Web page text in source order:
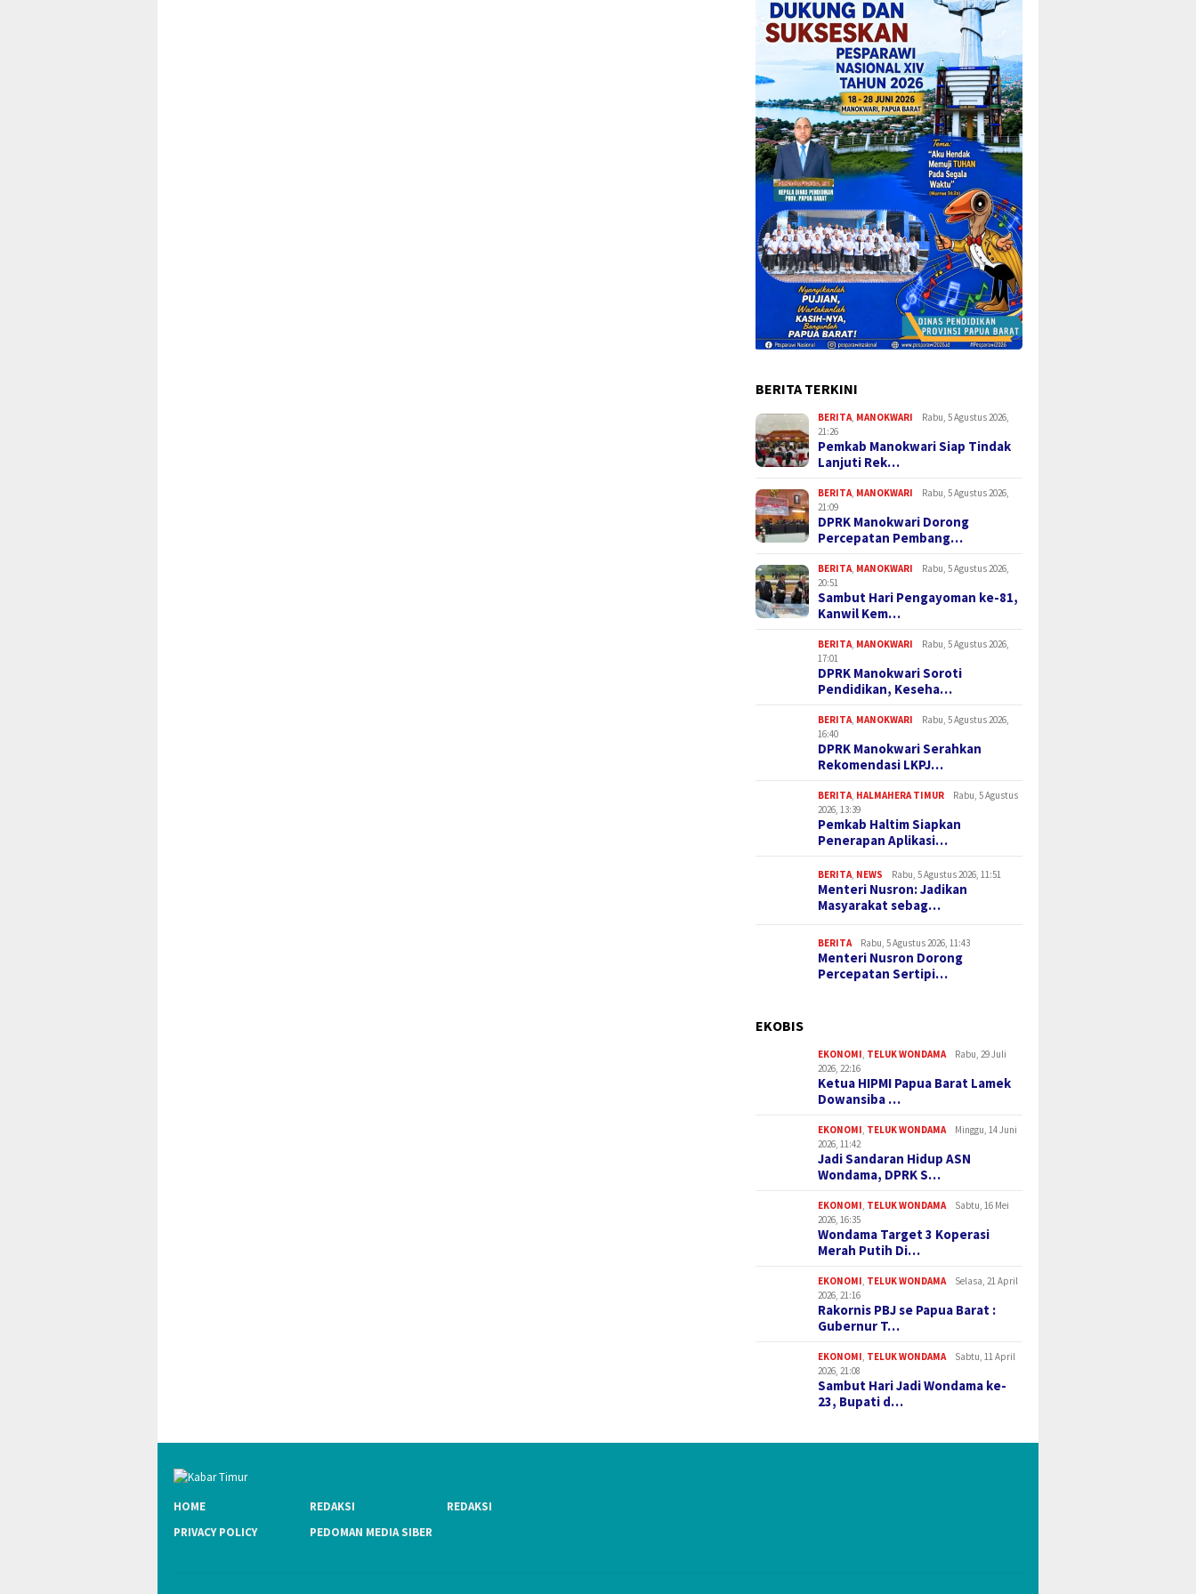
BERITA TERKINI
BERITA MANOKWARI
Rabu, 5 Agustus 2026,
21:26
Pemkab Manokwari Siap Tindak
Lanjuti Rek…
BERITA MANOKWARI
Rabu, 5 Agustus 2026,
21:09
DPRK Manokwari Dorong
Percepatan Pembang…
BERITA MANOKWARI
Rabu, 5 Agustus 2026,
20:51
Sambut Hari Pengayoman ke-81,
Kanwil Kem…
BERITA MANOKWARI
Rabu, 5 Agustus 2026,
17:01
DPRK Manokwari Soroti
Pendidikan, Keseha…
BERITA MANOKWARI
Rabu, 5 Agustus 2026,
16:40
DPRK Manokwari Serahkan
Rekomendasi LKPJ…
BERITA HALMAHERA TIMUR
Rabu, 5 Agustus
2026, 13:39
Pemkab Haltim Siapkan
Penerapan Aplikasi…
BERITA NEWS Rabu, 5 Agustus 2026, 11:51
Menteri Nusron: Jadikan
Masyarakat sebag…
BERITA Rabu, 5 Agustus 2026, 11:43
Menteri Nusron Dorong
Percepatan Sertipi…
EKOBIS
EKONOMI TELUK WONDAMA
Rabu, 29 Juli
2026, 22:16
Ketua HIPMI Papua Barat Lamek
Dowansiba …
EKONOMI TELUK WONDAMA
Minggu, 14 Juni
2026, 11:42
Jadi Sandaran Hidup ASN
Wondama, DPRK S…
EKONOMI TELUK WONDAMA
Sabtu, 16 Mei
2026, 16:35
Wondama Target 3 Koperasi
Merah Putih Di…
EKONOMI TELUK WONDAMA
Selasa, 21 April
2026, 21:16
Rakornis PBJ se Papua Barat :
Gubernur T…
EKONOMI TELUK WONDAMA
Sabtu, 11 April
2026, 21:08
Sambut Hari Jadi Wondama ke-
23, Bupati d…
HOME REDAKSI
REDAKSI
PRIVACY POLICY
PEDOMAN MEDIA SIBER